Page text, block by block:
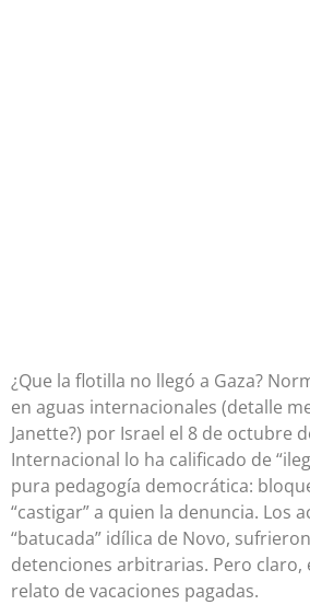
¿Que la flotilla no llegó a Gaza?
en aguas internacionales (detalle
Janette?) por Israel el 8 de octubre
Internacional lo ha calificado de
pura pedagogía democrática:
“castigar” a quien la denuncia. Los
“batucada” idílica de Novo,
detenciones arbitrarias. Pero claro,
relato de vacaciones pagadas.